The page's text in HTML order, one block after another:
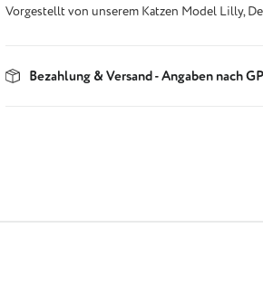
Vorgestellt von unserem Katzen Model Lilly,
Bezahlung & Versand - Angaben nach